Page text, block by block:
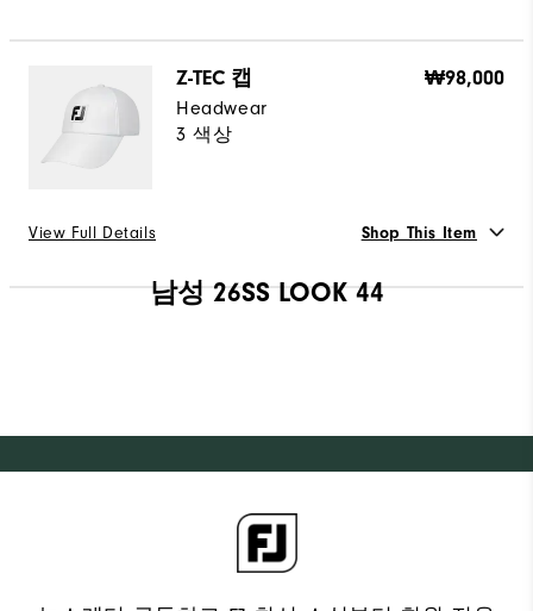
30 31 36
가용성 : 스타일 선택
평일 오후 3시 이전 주문 시 당일 출고를 원칙으로 하
며, 물량에 따라 1~2일 내로 순차 발송
배송/반품/교환 안내
Z-TEC 캡
Headwear
3 색상
₩98,000
View Full Details Shop This Item
장바구니에 추가
남성 26SS LOOK 44